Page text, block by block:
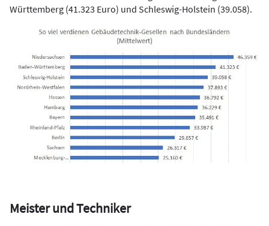
Württemberg (41.323 Euro) und Schleswig-Holstein (39.058).
Meister und Techniker